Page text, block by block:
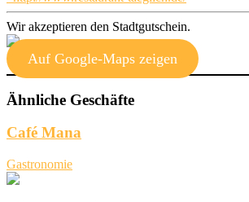
Wir akzeptieren den Stadtgutschein.
Auf Google-Maps zeigen
Ähnliche Geschäfte
Café Mana
Gastronomie